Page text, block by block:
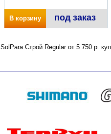
В корзину под заказ
SolPara Строй Regular от 5 750 р.